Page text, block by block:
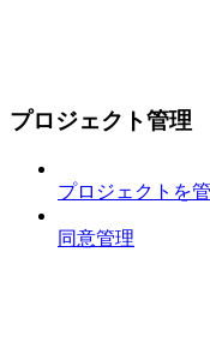
プロジェクト管理
プロジェクトを
同意管理